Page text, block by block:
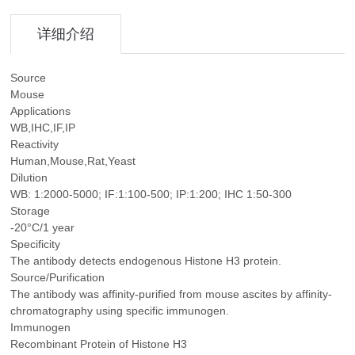
详细介绍
Source
Mouse
Applications
WB,IHC,IF,IP
Reactivity
Human,Mouse,Rat,Yeast
Dilution
WB: 1:2000-5000; IF:1:100-500; IP:1:200; IHC 1:50-300
Storage
-20°C/1 year
Specificity
The antibody detects endogenous Histone H3 protein.
Source/Purification
The antibody was affinity-purified from mouse ascites by affinity-
chromatography using specific immunogen.
Immunogen
Recombinant Protein of Histone H3